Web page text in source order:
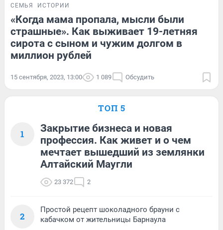
СЕМЬЯ ИСТОРИИ
«Когда мама пропала, мысли были
страшные». Как выживает 19-летняя
сирота с сыном и чужим долгом в
миллион рублей
15 сентября, 2023, 13:00 1 089 Обсудить
ТОП 5
1
Закрытие бизнеса и новая
профессия. Как живет и о чем
мечтает вышедший из землянки
Алтайский Маугли
23 372 2
2
Простой рецепт шоколадного брауни с
кабачком от жительницы Барнаула